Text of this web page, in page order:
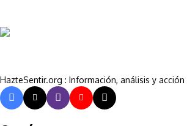
HazteSentir.org : Información, análisis y